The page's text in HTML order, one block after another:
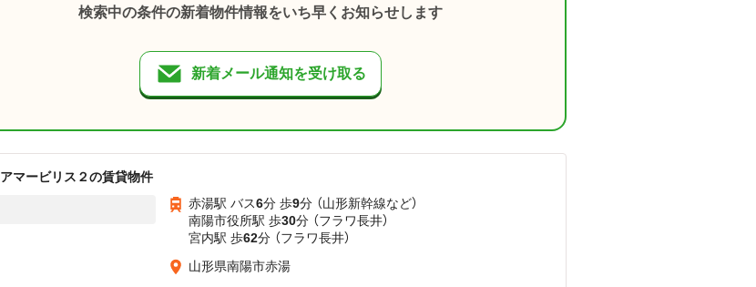
検索中の条件の新着物件情報をいち早くお知らせします
新着メール通知を受け取る
アマービリス２の賃貸物件
赤湯駅 バス6分 歩9分 （山形新幹線など）
南陽市役所駅 歩30分 （フラワ長井）
宮内駅 歩62分 （フラワ長井）
山形県南陽市赤湯